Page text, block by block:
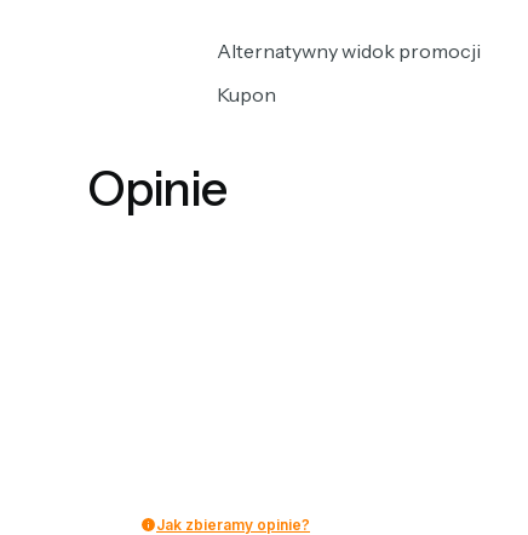
Alternatywny widok promocji
Kupon
Opinie
Jak zbieramy opinie?